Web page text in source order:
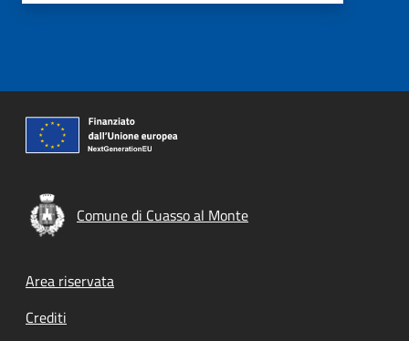
Comune di Cuasso al Monte
Footer menu
Area riservata
Crediti